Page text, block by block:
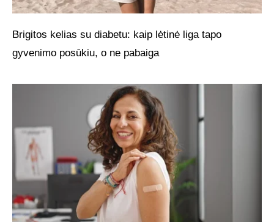
Brigitos kelias su diabetu: kaip lėtinė liga tapo
gyvenimo posūkiu, o ne pabaiga